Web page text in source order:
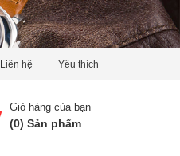
Liên hệ Yêu thích
Giỏ hàng của bạn
(0) Sản phẩm